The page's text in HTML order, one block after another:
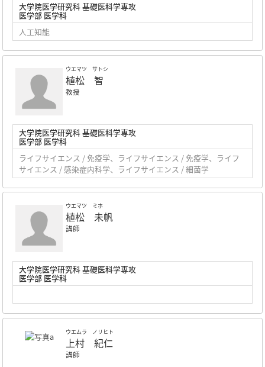
大学院医学研究科 基礎医科学専攻
医学部 医学科
人工知能
ウエマツ サトシ
植松 智
教授
大学院医学研究科 基礎医科学専攻
医学部 医学科
ライフサイエンス / 免疫学、ライフサイエンス / 免疫学、ライフ
サイエンス / 感染症内科学、ライフサイエンス / 細菌学
ウエマツ ミホ
植松 未帆
講師
大学院医学研究科 基礎医科学専攻
医学部 医学科
ウエムラ ノリヒト
上村 紀仁
講師